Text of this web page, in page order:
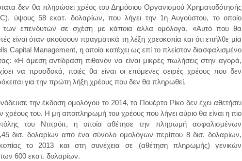
δεν θα πληρώσει χρέος του Δημόσιου Οργανισμού Χρηματοδότησής
ύψους 58 εκατ. δολαρίων, που λήγει την 1η Αυγούστου, το οποίο
των επενδυτών σε σχέση με κάποια άλλα ομόλογα. «Αυτό που θα
είναι όταν ακούσουν πραγματικά τη λέξη χρεοκοπία και ότι επήλθε μία
Capital Management, η οποία κατέχει ως επί το πλείστον διασφαλισμένο
«Η άμεση αντίδραση πιθανόν να είναι μικρές πωλήσεις στην αγορά,
να προσδοκά, ποιές θα είναι οι επόμενες σειρές χρέους που δεν
για την πρώτη λήξη χρέους που δεν θα πληρωθεί.
την έκδοση ομολόγου το 2014, το Πουέρτο Ρίκο δεν έχει αθετήσει
του. Η μη αποπληρωμή του χρέους που λήγει αύριο θα είναι η πιο
του Ντιτρόιτ, η οποία αθέτησε την πληρωμή ασφαλισμένων
δισ. δολαρίων από ένα σύνολο ομολόγων περίπου 8 δισ. δολαρίων,
το 2013 και στη συνέχεια σε (αθέτηση πληρωμής) γενικών
600 εκατ. δολαρίων.